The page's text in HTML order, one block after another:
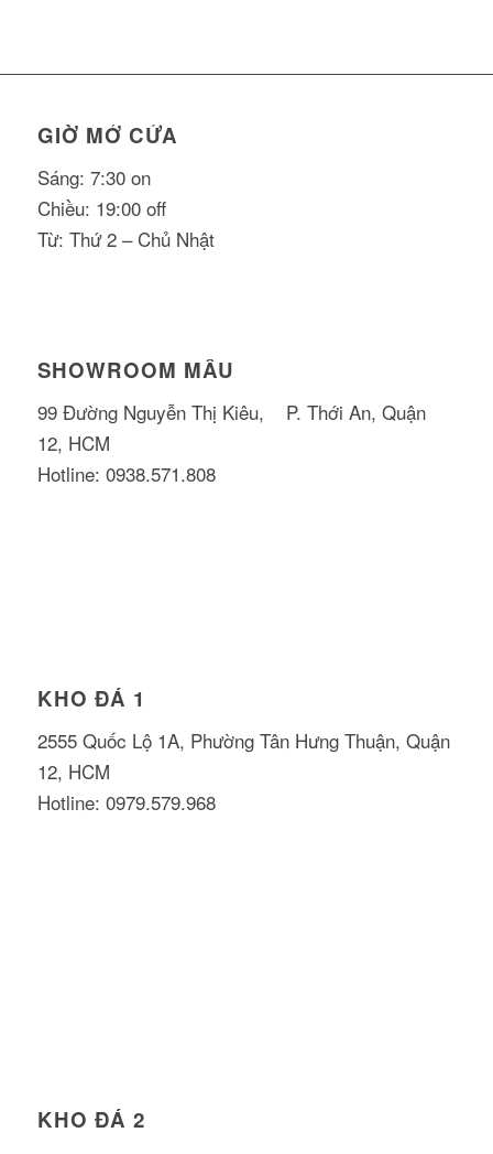
GIỜ MỞ CỬA
Sáng: 7:30 on
Chiều: 19:00 off
Từ: Thứ 2 – Chủ Nhật
SHOWROOM MẪU
99 Đường Nguyễn Thị Kiêu, P. Thới An, Quận
12, HCM
Hotline: 0938.571.808
KHO ĐÁ 1
2555 Quốc Lộ 1A, Phường Tân Hưng Thuận, Quận
12, HCM
Hotline: 0979.579.968
KHO ĐÁ 2